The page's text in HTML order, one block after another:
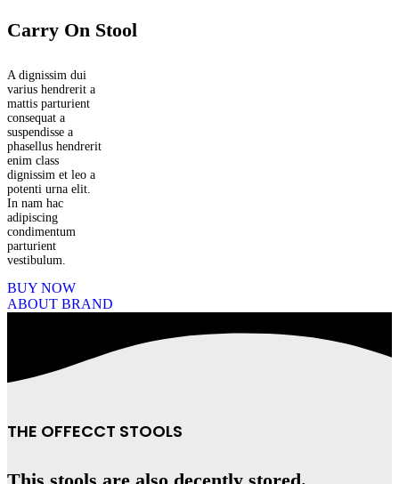
Carry On Stool
A dignissim dui
varius hendrerit a
mattis parturient
consequat a
suspendisse a
phasellus hendrerit
enim class
dignissim et leo a
potenti urna elit.
In nam hac
adipiscing
condimentum
parturient
vestibulum.
BUY NOW
ABOUT BRAND
THE OFFECCT STOOLS